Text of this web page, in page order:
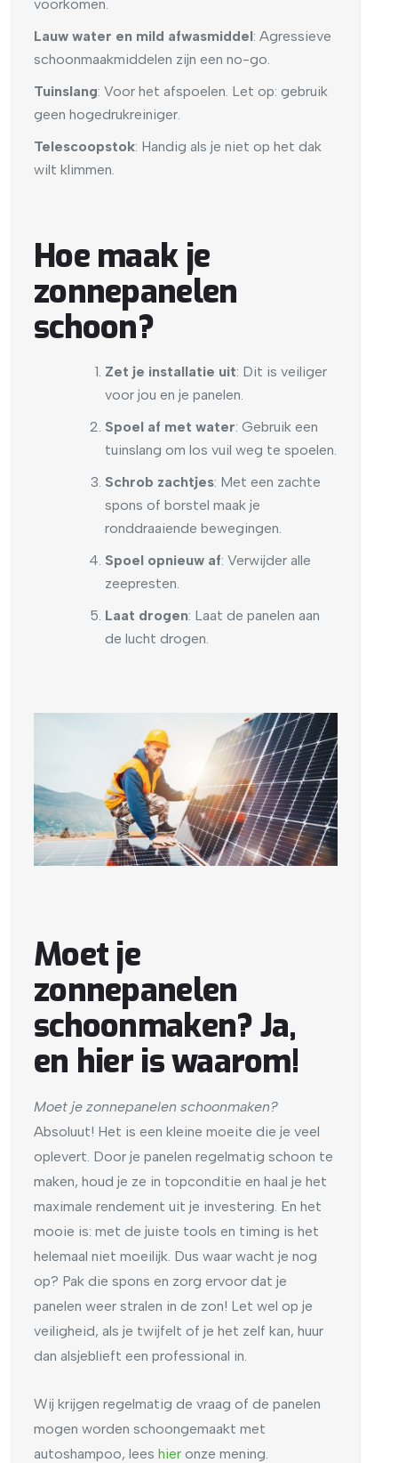
voorkomen.
Lauw water en mild afwasmiddel: Agressieve
schoonmaakmiddelen zijn een no-go.
Tuinslang: Voor het afspoelen. Let op: gebruik
geen hogedrukreiniger.
Telescoopstok: Handig als je niet op het dak
wilt klimmen.
Hoe maak je
zonnepanelen
schoon?
Zet je installatie uit: Dit is veiliger
voor jou en je panelen.
Spoel af met water: Gebruik een
tuinslang om los vuil weg te spoelen.
Schrob zachtjes: Met een zachte
spons of borstel maak je
ronddraaiende bewegingen.
Spoel opnieuw af: Verwijder alle
zeepresten.
Laat drogen: Laat de panelen aan
de lucht drogen.
Moet je
zonnepanelen
schoonmaken? Ja,
en hier is waarom!
Moet je zonnepanelen schoonmaken?
Absoluut! Het is een kleine moeite die je veel
oplevert. Door je panelen regelmatig schoon te
maken, houd je ze in topconditie en haal je het
maximale rendement uit je investering. En het
mooie is: met de juiste tools en timing is het
helemaal niet moeilijk. Dus waar wacht je nog
op? Pak die spons en zorg ervoor dat je
panelen weer stralen in de zon! Let wel op je
veiligheid, als je twijfelt of je het zelf kan, huur
dan alsjeblieft een professional in.
Wij krijgen regelmatig de vraag of de panelen
mogen worden schoongemaakt met
autoshampoo, lees hier onze mening.